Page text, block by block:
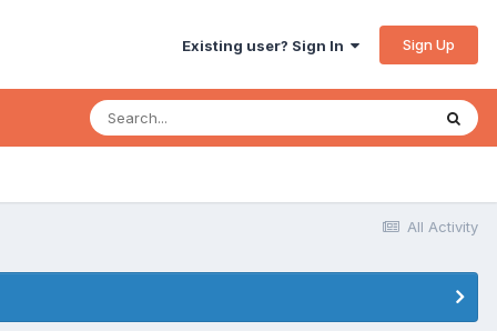
Existing user? Sign In Sign Up
All Activity